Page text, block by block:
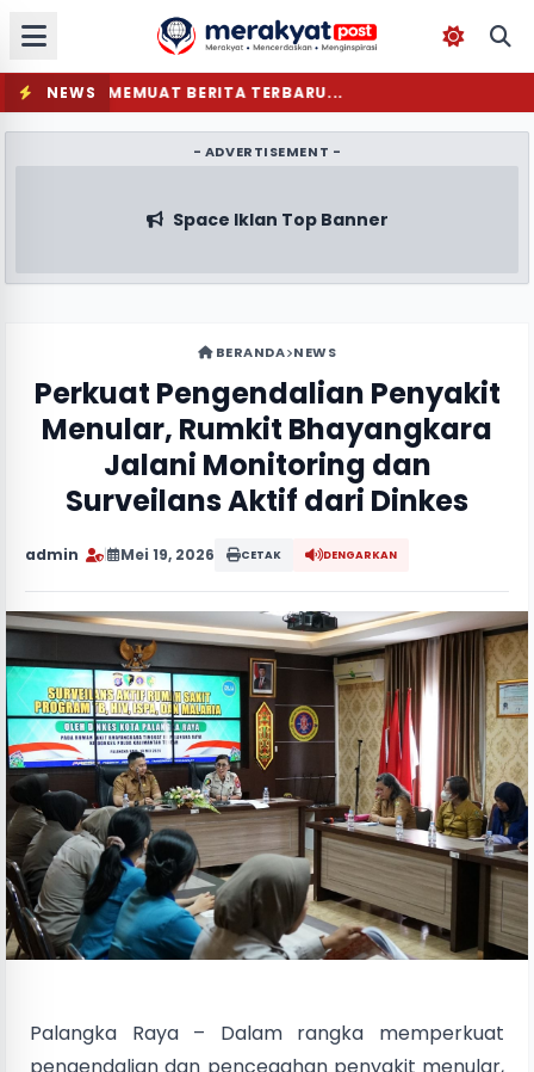
NEWS MEMUAT BERITA TERBARU...
- ADVERTISEMENT -
Space Iklan Top Banner
BERANDA NEWS
Perkuat Pengendalian Penyakit
Menular, Rumkit Bhayangkara
Jalani Monitoring dan
Surveilans Aktif dari Dinkes
admin Mei 19, 2026 CETAK DENGARKAN
Palangka Raya – Dalam rangka memperkuat
pengendalian dan pencegahan penyakit menular,